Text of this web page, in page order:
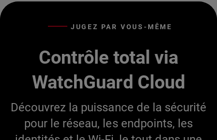
JUGEZ PAR VOUS-MÊME
Contrôle total via
WatchGuard Cloud
Découvrez la puissance de la sécurité
pour le réseau, les endpoints, les